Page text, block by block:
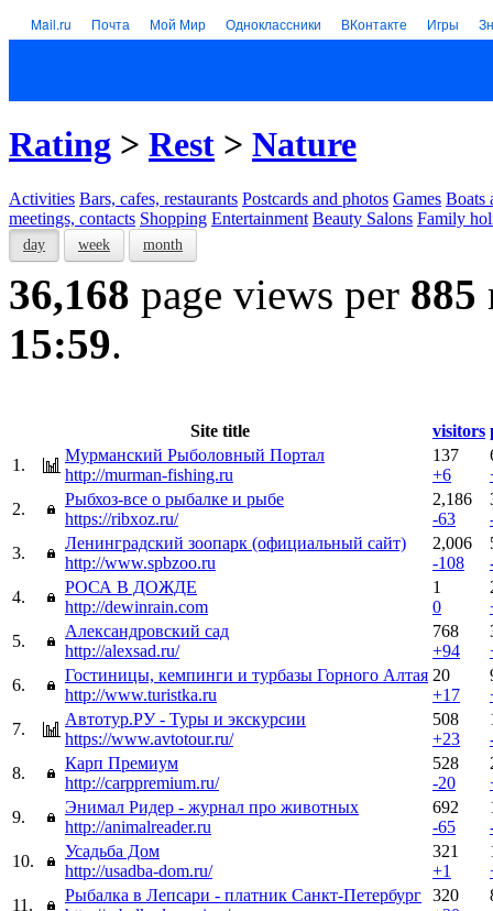
Mail.ru Почта Мой Мир Одноклассники ВКонтакте Игры
Rating > Rest > Nature
Activities Bars, cafes, restaurants Postcards and photos Games Boats
meetings, contacts Shopping Entertainment Beauty Salons Family
day week month
36,168 page views per 885
15:59.
Site title visitors
1.
Мурманский Рыболовный Портал
http://murman-fishing.ru
137
+6
2.
Рыбхоз-все о рыбалке и рыбе
https://ribxoz.ru/
2,186
-63
3.
Ленинградский зоопарк (официальный сайт)
http://www.spbzoo.ru
2,006
-108
4.
РОСА В ДОЖДЕ
http://dewinrain.com
1
0
5.
Александровский сад
http://alexsad.ru/
768
+94
6.
Гостиницы, кемпинги и турбазы Горного Алтая
http://www.turistka.ru
20
+17
7.
Автотур.РУ - Туры и экскурсии
https://www.avtotour.ru/
508
+23
8.
Карп Премиум
http://carppremium.ru/
528
-20
9.
Энимал Ридер - журнал про животных
http://animalreader.ru
692
-65
10.
Усадьба Дом
http://usadba-dom.ru/
321
+1
11.
Рыбалка в Лепсари - платник Санкт-Петербург 320